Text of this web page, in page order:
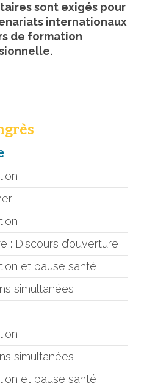
sont exigés pour
internationaux
de formation
: Discours d’ouverture
et pause santé
simultanées
simultanées
et pause santé